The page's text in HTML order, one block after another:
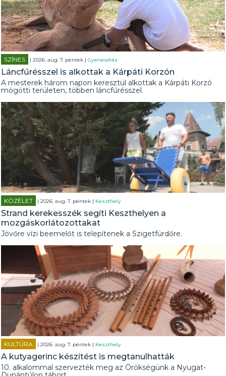
SZÍNES | 2026. aug. 7. péntek |Gyenesdiás
Láncfűrésszel is alkottak a Kárpáti Korzón
A mesterek három napon keresztül alkottak a Kárpáti Korzó
mögötti területen, többen láncfűrésszel.
KÖZÉLET | 2026. aug. 7. péntek | Keszthely
Strand kerekesszék segíti Keszthelyen a
mozgáskorlátozottakat
Jövőre vízi beemelőt is telepítenek a Szigetfürdőre.
KULTÚRA | 2026. aug. 7. péntek | Keszthely
A kutyagerinc készítést is megtanulhatták
10. alkalommal szervezték meg az Örökségünk a Nyugat-